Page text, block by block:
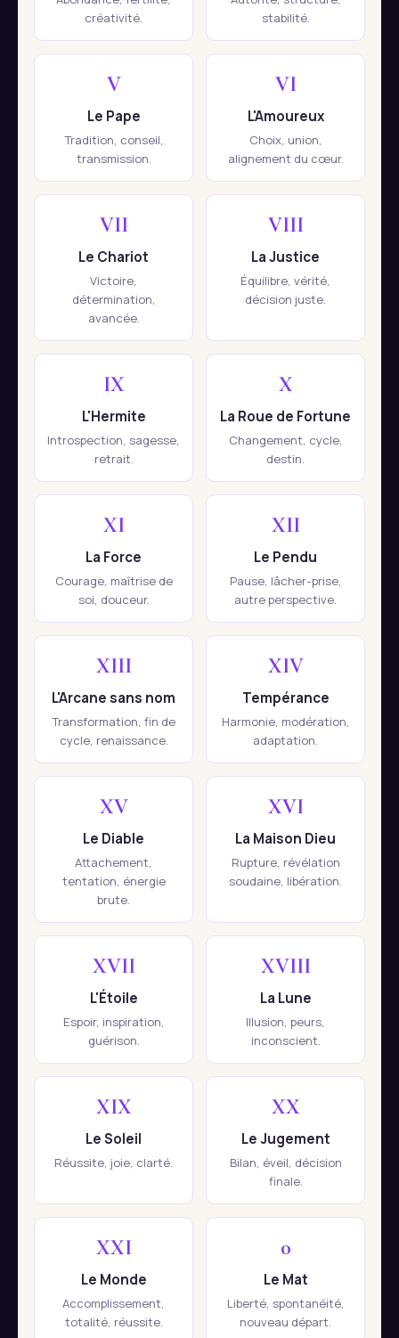
créativité.
stabilité.
V
Le Pape
Tradition, conseil,
transmission.
VI
L'Amoureux
Choix, union,
alignement du cœur.
VII
Le Chariot
Victoire,
détermination,
avancée.
VIII
La Justice
Équilibre, vérité,
décision juste.
IX
L'Hermite
Introspection, sagesse,
retrait.
X
La Roue de Fortune
Changement, cycle,
destin.
XI
La Force
Courage, maîtrise de
soi, douceur.
XII
Le Pendu
Pause, lâcher-prise,
autre perspective.
XIII
L'Arcane sans nom
Transformation, fin de
cycle, renaissance.
XIV
Tempérance
Harmonie, modération,
adaptation.
XV
Le Diable
Attachement,
tentation, énergie
brute.
XVI
La Maison Dieu
Rupture, révélation
soudaine, libération.
XVII
L'Étoile
Espoir, inspiration,
guérison.
XVIII
La Lune
Illusion, peurs,
inconscient.
XIX
Le Soleil
Réussite, joie, clarté.
XX
Le Jugement
Bilan, éveil, décision
finale.
XXI
Le Monde
Accomplissement,
totalité, réussite.
0
Le Mat
Liberté, spontanéité,
nouveau départ.